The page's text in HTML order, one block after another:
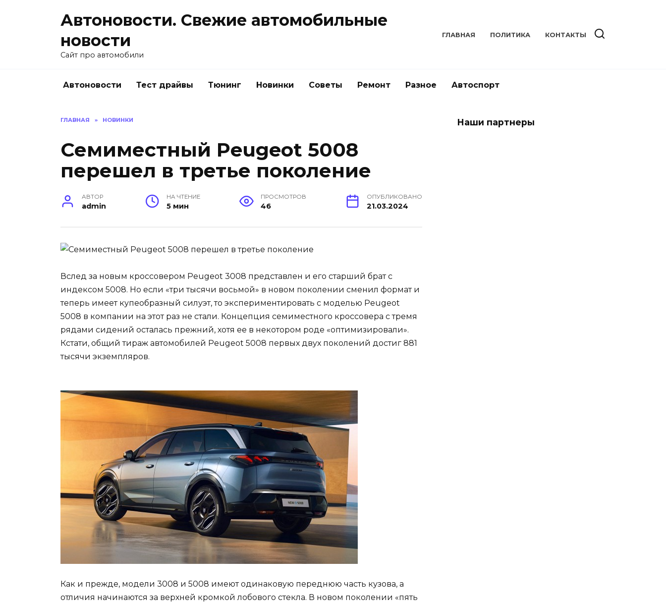
Автоновости. Свежие автомобильные
новости
Сайт про автомобили
ГЛАВНАЯ ПОЛИТИКА КОНТАКТЫ
Автоновости Тест драйвы Тюнинг Новинки Советы Ремонт Разное Автоспорт
ГЛАВНАЯ » НОВИНКИ
Семиместный Peugeot 5008
перешел в третье поколение
АВТОР
admin
НА ЧТЕНИЕ
5 мин
ПРОСМОТРОВ
46
ОПУБЛИКОВАНО
21.03.2024
Вслед за новым кроссовером Peugeot 3008 представлен и его старший брат с
индексом 5008. Но если «три тысячи восьмой» в новом поколении сменил формат и
теперь имеет купеобразный силуэт, то экспериментировать с моделью Peugeot
5008 в компании на этот раз не стали. Концепция семиместного кроссовера с тремя
рядами сидений осталась прежний, хотя ее в некотором роде «оптимизировали».
Кстати, общий тираж автомобилей Peugeot 5008 первых двух поколений достиг 881
тысячи экземпляров.
Как и прежде, модели 3008 и 5008 имеют одинаковую переднюю часть кузова, а
отличия начинаются за верхней кромкой лобового стекла. В новом поколении «пять
Наши партнеры